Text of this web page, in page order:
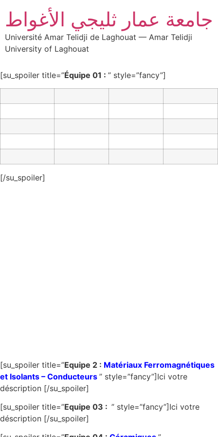
جامعة عمار ثليجي الأغواط
Université Amar Telidji de Laghouat — Amar Telidji
University of Laghouat
[su_spoiler title=”Équipe 01 : ” style=”fancy”]
[/su_spoiler]
[su_spoiler title=”Equipe 2 : Matériaux Ferromagnétiques
et Isolants – Conducteurs ” style=”fancy”]Ici votre
déscription [/su_spoiler]
[su_spoiler title=”Equipe 03 : ” style=”fancy”]Ici votre
déscription [/su_spoiler]